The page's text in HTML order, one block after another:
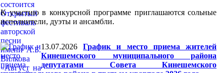
К участию в конкурсной программе приглашаются сольные
исполнители, дуэты и ансамбли.
13.07.2026
График и место приема жителей
Кинешемского муниципального района
депутатами Совета Кинешемского